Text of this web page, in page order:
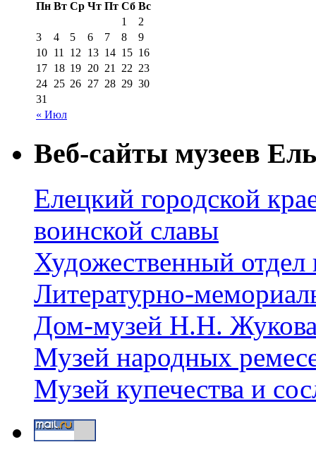
Пн Вт Ср Чт Пт Сб Вс
« Июл
1
2
3
4 5 6 7 8
9
10 11 12 13 14 15 16
17 18 19 20 21 22 23
24 25 26 27 28 29 30
31
Веб-сайты музеев
Елецкий городской
воинской славы
Художественный отдел
Литературно-
Дом-музей Н.Н.
Музей народных
Музей купечества и